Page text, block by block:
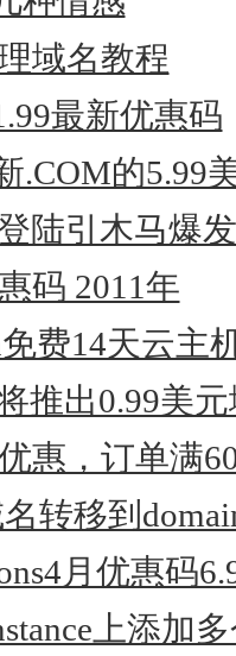
域名教程
最新优惠码
.COM的5.99
陆引木马爆
码 2011年
免费14天云
推出0.99美
惠，订单满
转移到
月优惠码
上添加